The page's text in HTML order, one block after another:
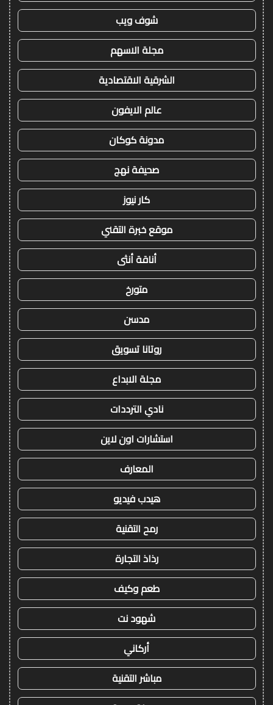
شوف ويب
مجلة الاسهم
الشرقية الاقتصادية
عالم الايفون
مدونة كوكان
صحيفة نهج
كار نيوز
موقع خبرة التقني
أناقة أنثى
متورخ
مدسن
روتانا تسويق
مجلة الابداع
نادي الترددات
استشارات اون لاين
المعارف
هيدب فيديو
رمح التقنية
رذاذ التجارة
طعم وكيف
شهود نت
أركاني
مباشر التقنية